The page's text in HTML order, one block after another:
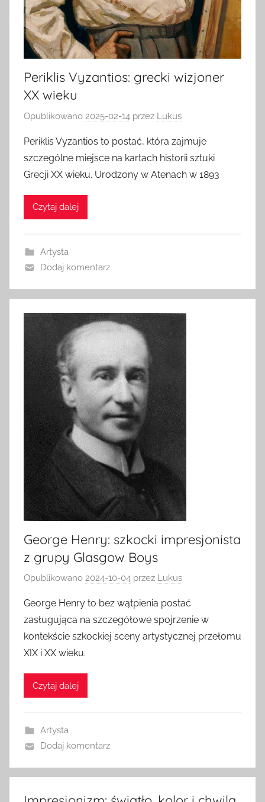
Periklis Vyzantios: grecki wizjoner
XX wieku
Opublikowano 2025-02-14 przez Lukus
Periklis Vyzantios to postać, która zajmuje
szczególne miejsce na kartach historii sztuki
Grecji XX wieku. Urodzony w Atenach w 1893
Czytaj dalej
Artysta
Dodaj komentarz
George Henry: szkocki impresjonista
z grupy Glasgow Boys
Opublikowano 2024-10-04 przez Lukus
George Henry to bez wątpienia postać
zasługująca na szczegółowe spojrzenie w
kontekście szkockiej sceny artystycznej przełomu
XIX i XX wieku.
Czytaj dalej
Artysta
Dodaj komentarz